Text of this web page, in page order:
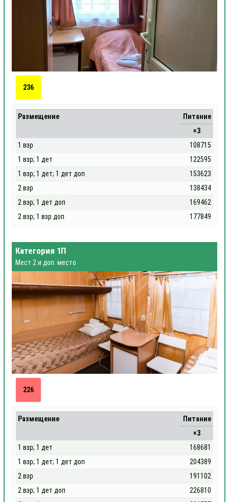
236
Размещение
Питание
×3
1 взр
108715
1 взр; 1 дет
122595
1 взр; 1 дет; 1 дет доп
153623
2 взр
138434
2 взр; 1 дет доп
169462
2 взр; 1 взр доп
177849
Категория 1П
Мест 2 и доп. место
226
Размещение
Питание
×3
1 взр; 1 дет
168681
1 взр; 1 дет; 1 дет доп
204389
2 взр
191102
2 взр; 1 дет доп
226810